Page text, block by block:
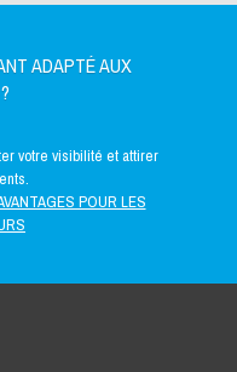
ADAPTÉ AUX
votre visibilité et attirer
POUR LES